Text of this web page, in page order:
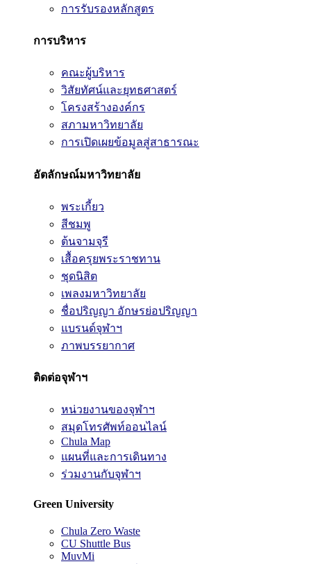
การรับรองหลักสูตร
การบริหาร
คณะผู้บริหาร
วิสัยทัศน์และยุทธศาสตร์
โครงสร้างองค์กร
สภามหาวิทยาลัย
การเปิดเผยข้อมูลสู่สาธารณะ
อัตลักษณ์มหาวิทยาลัย
พระเกี้ยว
สีชมพู
ต้นจามจุรี
เสื้อครุยพระราชทาน
ชุดนิสิต
เพลงมหาวิทยาลัย
ชื่อปริญญา อักษรย่อปริญญา
แบรนด์จุฬาฯ
ภาพบรรยากาศ
ติดต่อจุฬาฯ
หน่วยงานของจุฬาฯ
สมุดโทรศัพท์ออนไลน์
Chula Map
แผนที่และการเดินทาง
ร่วมงานกับจุฬาฯ
Green University
Chula Zero Waste
CU Shuttle Bus
MuvMi